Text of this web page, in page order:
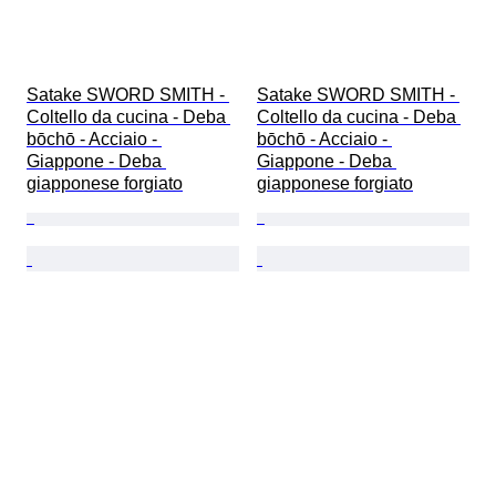
Satake SWORD SMITH -
Coltello da cucina - Deba
bōchō - Acciaio -
Giappone - Deba
giapponese forgiato
Satake SWORD SMITH -
Coltello da cucina - Deba
bōchō - Acciaio -
Giappone - Deba
giapponese forgiato